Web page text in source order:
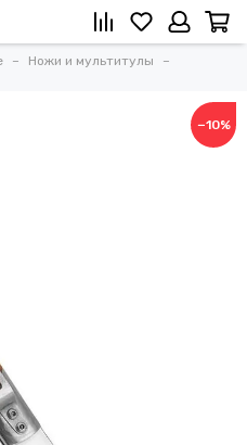
Ножи и мультитулы
−10%